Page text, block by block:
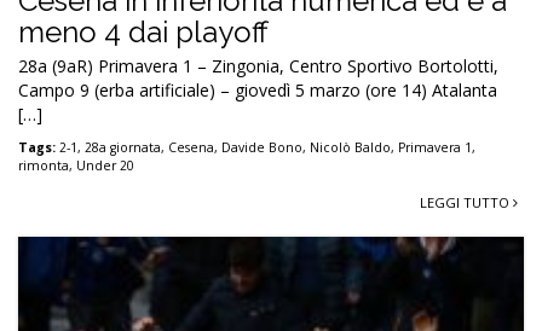
meno 4 dai playoff
28a (9aR) Primavera 1 – Zingonia, Centro Sportivo Bortolotti,
Campo 9 (erba artificiale) – giovedì 5 marzo (ore 14) Atalanta
[…]
Tags: 2-1, 28a giornata, Cesena, Davide Bono, Nicolò Baldo, Primavera 1,
rimonta, Under 20
LEGGI TUTTO